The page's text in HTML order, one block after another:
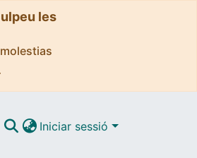
les
Iniciar sessió